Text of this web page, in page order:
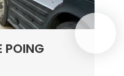
POING